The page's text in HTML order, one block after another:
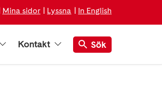
Mina sidor Lyssna In English
Kontakt Sök